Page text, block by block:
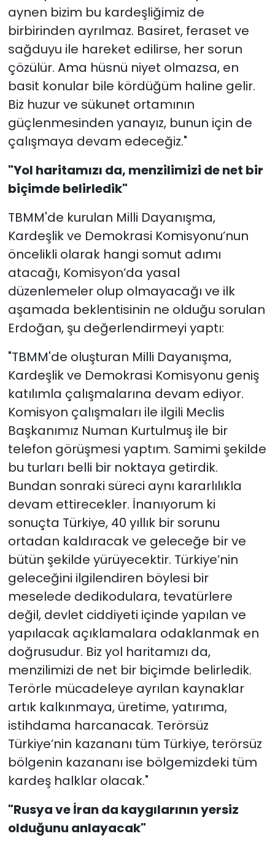
aynen bizim bu kardeşliğimiz de
birbirinden ayrılmaz. Basiret, feraset ve
sağduyu ile hareket edilirse, her sorun
çözülür. Ama hüsnü niyet olmazsa, en
basit konular bile kördüğüm haline gelir.
Biz huzur ve sükunet ortamının
güçlenmesinden yanayız, bunun için de
çalışmaya devam edeceğiz."
"Yol haritamızı da, menzilimizi de net bir
biçimde belirledik"
TBMM'de kurulan Milli Dayanışma,
Kardeşlik ve Demokrasi Komisyonu’nun
öncelikli olarak hangi somut adımı
atacağı, Komisyon’da yasal
düzenlemeler olup olmayacağı ve ilk
aşamada beklentisinin ne olduğu sorulan
Erdoğan, şu değerlendirmeyi yaptı:
"TBMM'de oluşturan Milli Dayanışma,
Kardeşlik ve Demokrasi Komisyonu geniş
katılımla çalışmalarına devam ediyor.
Komisyon çalışmaları ile ilgili Meclis
Başkanımız Numan Kurtulmuş ile bir
telefon görüşmesi yaptım. Samimi şekilde
bu turları belli bir noktaya getirdik.
Bundan sonraki süreci aynı kararlılıkla
devam ettirecekler. İnanıyorum ki
sonuçta Türkiye, 40 yıllık bir sorunu
ortadan kaldıracak ve geleceğe bir ve
bütün şekilde yürüyecektir. Türkiye’nin
geleceğini ilgilendiren böylesi bir
meselede dedikodulara, tevatürlere
değil, devlet ciddiyeti içinde yapılan ve
yapılacak açıklamalara odaklanmak en
doğrusudur. Biz yol haritamızı da,
menzilimizi de net bir biçimde belirledik.
Terörle mücadeleye ayrılan kaynaklar
artık kalkınmaya, üretime, yatırıma,
istihdama harcanacak. Terörsüz
Türkiye’nin kazananı tüm Türkiye, terörsüz
bölgenin kazananı ise bölgemizdeki tüm
kardeş halklar olacak."
"Rusya ve İran da kaygılarının yersiz
olduğunu anlayacak"